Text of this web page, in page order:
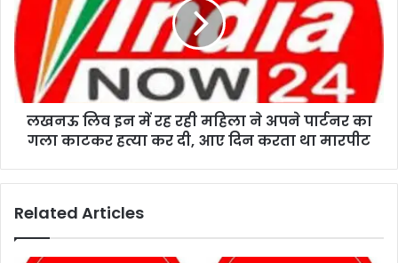
लखनऊ लिव इन में रह रही महिला ने अपने पार्टनर का
गला काटकर हत्या कर दी, आए दिन करता था मारपीट
Related Articles